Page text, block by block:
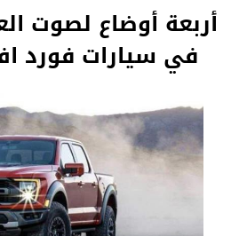
أربعة أوضاع لصوت
في سيارات فورد اف 150